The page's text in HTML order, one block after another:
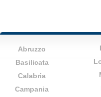
Abruzzo
Basilicata
Calabria
Campania